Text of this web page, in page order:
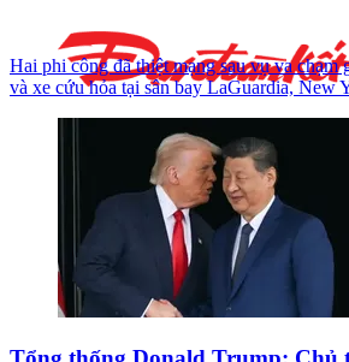
Hai phi công đã thiệt mạng sau vụ va chạm
và xe cứu hỏa tại sân bay LaGuardia, New